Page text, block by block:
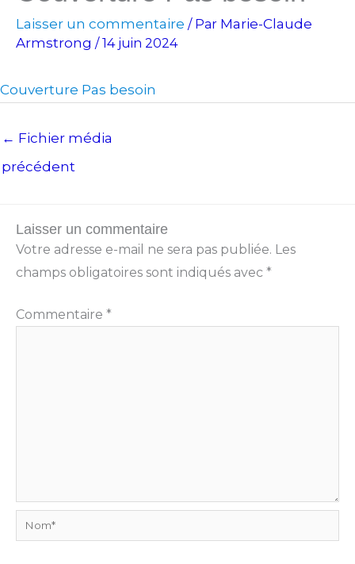
Laisser un commentaire / Par Marie-Claude
Armstrong /14 juin 2024
Couverture Pas besoin
← Fichier média
précédent
Laisser un commentaire
Votre adresse e-mail ne sera pas publiée. Les
champs obligatoires sont indiqués avec *
Commentaire *
Nom*